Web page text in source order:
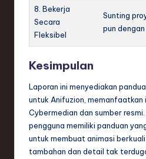
8. Bekerja
Secara
Fleksibel
Sunting
pun
Kesimpulan
Laporan ini menyediakan
untuk Anifuzion,
Cybermedian dan sumber
pengguna memiliki panduan
untuk membuat animasi
tambahan dan detail tak